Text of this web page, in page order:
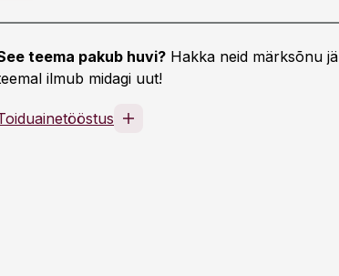
teema pakub huvi? Hakka neid märksõnu
ilmub midagi uut!